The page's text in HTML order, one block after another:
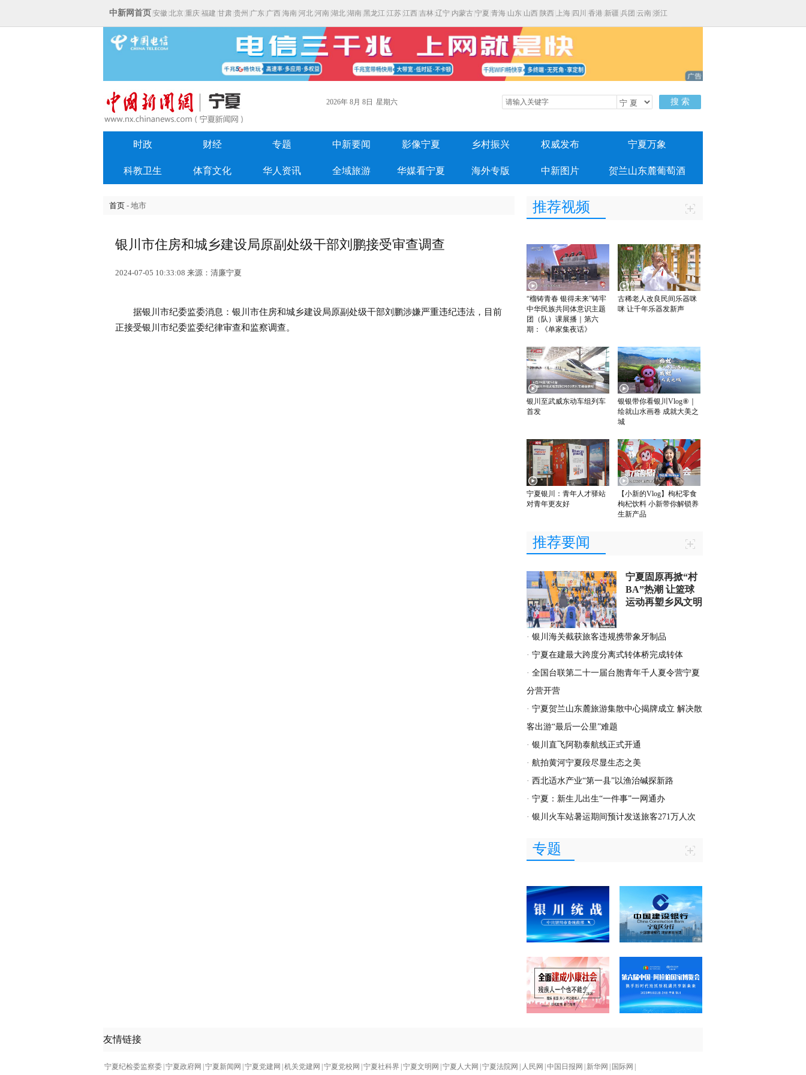
中新网首页 安徽 北京 重庆 福建 甘肃 贵州 广东 广西 海南 河北 河南 湖北 湖南 黑龙江 江苏 江西 吉林 辽宁 内蒙古 宁夏 青海 山东 山西 陕西 上海 四川 香港 新疆 兵团 云南 浙江
2026年 8月 8日 星期六 搜 索
时政 财经 专题 中新要闻 影像宁夏 乡村振兴 权威发布 宁夏万象
科教卫生 体育文化 华人资讯 全域旅游 华媒看宁夏 海外专版 中新图片 贺兰山东麓葡萄酒
首页 - 地市
银川市住房和城乡建设局原副处级干部刘鹏接受审查调查
2024-07-05 10:33:08 来源：清廉宁夏
据银川市纪委监委消息：银川市住房和城乡建设局原副处级干部刘鹏涉嫌严重违纪违法，目前
正接受银川市纪委监委纪律审查和监察调查。
推荐视频
“榴铸青春 银得未来”铸牢
中华民族共同体意识主题
团（队）课展播｜第六
期：《单家集夜话》
古稀老人改良民间乐器咪
咪 让千年乐器发新声
银川至武威东动车组列车
首发
银银带你看银川Vlog⑧｜
绘就山水画卷 成就大美之
城
宁夏银川：青年人才驿站
对青年更友好
【小新的Vlog】枸杞零食
枸杞饮料 小新带你解锁养
生新产品
推荐要闻
宁夏固原再掀“村
BA”热潮 让篮球
运动再塑乡风文明
· 银川海关截获旅客违规携带象牙制品
· 宁夏在建最大跨度分离式转体桥完成转体
· 全国台联第二十一届台胞青年千人夏令营宁夏
分营开营
· 宁夏贺兰山东麓旅游集散中心揭牌成立 解决散
客出游“最后一公里”难题
· 银川直飞阿勒泰航线正式开通
· 航拍黄河宁夏段尽显生态之美
· 西北适水产业“第一县”以渔治碱探新路
· 宁夏：新生儿出生“一件事”一网通办
· 银川火车站暑运期间预计发送旅客271万人次
专题
友情链接
宁夏纪检委监察委 宁夏政府网 宁夏新闻网 宁夏党建网 机关党建网 宁夏党校网 宁夏社科界 宁夏文明网 宁夏人大网 宁夏法院网 人民网 中国日报网 新华网 国际网